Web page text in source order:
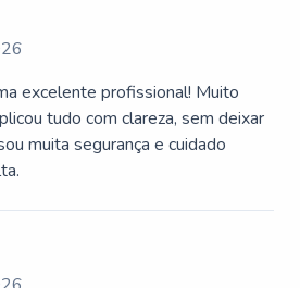
excelente profissional! Muito
tudo com clareza, sem deixar
muita segurança e cuidado